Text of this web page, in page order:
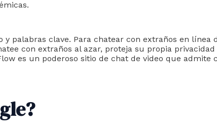
palabras clave. Para chatear con extraños en
con extraños al azar, proteja su propia
es un poderoso sitio de chat de video que